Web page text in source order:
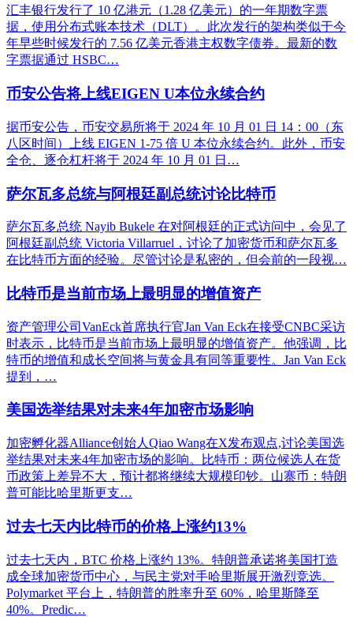
汇丰银行发行了 10 亿港元（1.28 亿美元）的一年期数字票
据，使用分布式账本技术（DLT）。此次发行的架构类似于今
年早些时候发行的 7.56 亿美元香港主权数字债券。最新的数
字票据通过 HSBC…
币安公告将上线EIGEN U本位永续合约
据币安公告，币安交易所将于 2024 年 10 月 01 日 14：00（东
八区时间）上线 EIGEN 1-75 倍 U 本位永续合约。此外，币安
全仓、逐仓杠杆将于 2024 年 10 月 01 日…
萨尔瓦多总统与阿根廷副总统讨论比特币
萨尔瓦多总统 Nayib Bukele 在对阿根廷的正式访问中，会见了
阿根廷副总统 Victoria Villarruel，讨论了加密货币和萨尔瓦多
在比特币方面的经验。尽管讨论是私密的，但会前的一段视…
比特币是当前市场上最明显的增值资产
资产管理公司VanEck首席执行官Jan Van Eck在接受CNBC采访
时表示，比特币是当前市场上最明显的增值资产。他强调，比
特币的增值和成长空间将与黄金具有同等重要性。Jan Van Eck
提到，…
美国选举结果对未来4年加密市场影响
加密孵化器Alliance创始人Qiao Wang在X发布观点,讨论美国选
举结果对未来4年加密市场的影响。比特币：两位候选人在货
币政策上差异不大，预计都将继续大规模印钞。山寨币：特朗
普可能比哈里斯更支…
过去七天内比特币的价格上涨约13%
过去七天内，BTC 价格上涨约 13%。特朗普承诺将美国打造
成全球加密货币中心，与民主党对手哈里斯展开激烈竞选。
Polymarket 平台上，特朗普的胜率升至 60%，哈里斯降至
40%。Predic…